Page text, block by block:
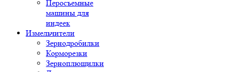
Перосъемные
машины для
индеек
Измельчители
Зернодробилки
Корморезки
Зерноплющилки